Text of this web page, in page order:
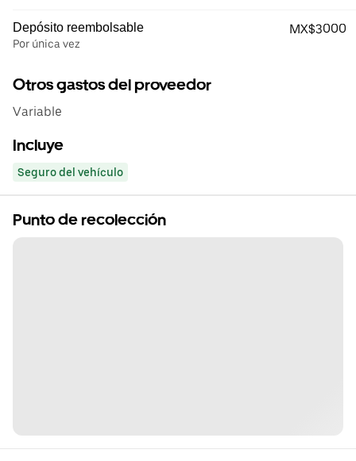
Depósito reembolsable
Por única vez
MX$3000
Otros gastos del proveedor
Variable
Incluye
Seguro del vehículo
Punto de recolección